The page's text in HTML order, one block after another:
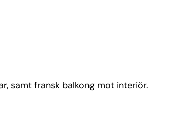
samt fransk balkong mot interiör.